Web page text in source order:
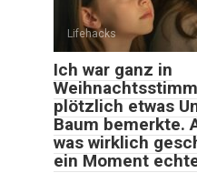
Lifehacks
Ich war ganz in
plötzlich etwas
Baum bemerkte.
was wirklich
ein Moment